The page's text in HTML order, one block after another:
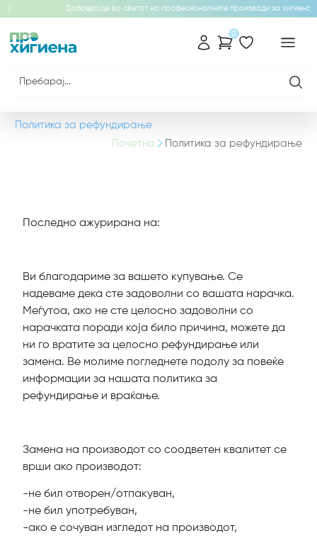
Добредојде во светот на професионалните производи за хигиена!
0
Политика за рефундирање
Почетна
Политика за рефундирање
Последно ажурирана на:
Ви благодариме за вашето купување. Се
надеваме дека сте задоволни со вашата нарачка.
Меѓутоа, ако не сте целосно задоволни со
нарачката поради која било причина, можете да
ни го вратите за целосно рефундирање или
замена. Ве молиме погледнете подолу за повеќе
информации за нашата политика за
рефундирање и враќање.
Замена на производот со соодветен квалитет се
врши ако производот:
-не бил отворен/отпакуван,
-не бил употребуван,
-ако е сочуван изгледот на производот,